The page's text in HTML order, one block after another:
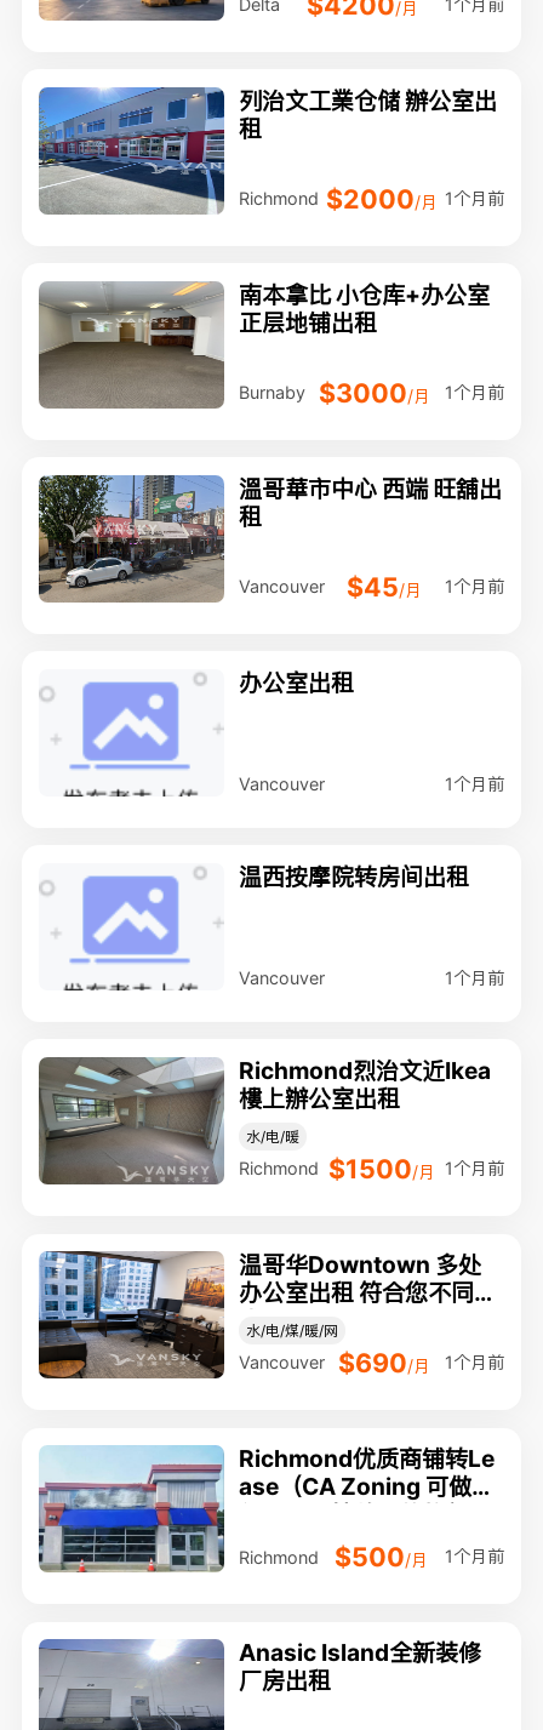
Delta /月
列治文工業仓储 辦公室出
租
Richmond $2000/月 1个月前
南本拿比 小仓库+办公室
正层地铺出租
Burnaby $3000/月 1个月前
溫哥華市中心 西端 旺舖出
租
Vancouver $45/月 1个月前
办公室出租
Vancouver 1个月前
温西按摩院转房间出租
Vancouver 1个月前
Richmond烈治文近Ikea
樓上辦公室出租
水/电/暖
Richmond $1500/月 1个月前
温哥华Downtown 多处
办公室出租 符合您不同需
求
水/电/煤/暖/网
Vancouver $690/月 1个月前
Richmond优质商铺转Le
ase（CA Zoning 可做车
Richmond $500/月 1个月前
Anasic Island全新装修
厂房出租